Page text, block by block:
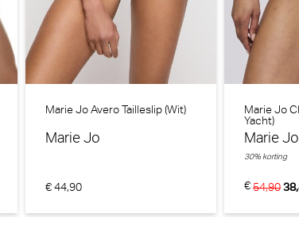
Marie Jo
Marie Jo Avero Tailleslip (Wit)
Marie Jo
€ 44,90
Marie Jo
Yacht)
Marie Jo
30% korting
€54,90